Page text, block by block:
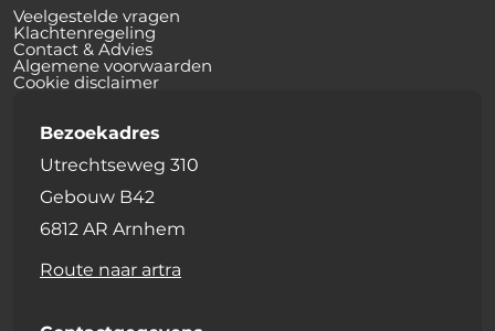
Veelgestelde vragen
Klachtenregeling
Contact & Advies
Algemene voorwaarden
Cookie disclaimer
Bezoekadres
Utrechtseweg 310
Gebouw B42
6812 AR Arnhem
Route naar artra